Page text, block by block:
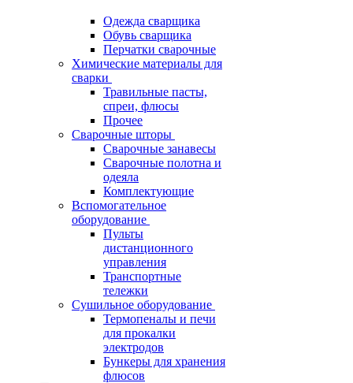
Одежда сварщика
Обувь сварщика
Перчатки сварочные
Химические материалы для
сварки
Травильные пасты,
спреи, флюсы
Прочее
Сварочные шторы
Сварочные занавесы
Сварочные полотна и
одеяла
Комплектующие
Вспомогательное
оборудование
Пульты
дистанционного
управления
Транспортные
тележки
Сушильное оборудование
Термопеналы и печи
для прокалки
электродов
Бункеры для хранения
флюсов